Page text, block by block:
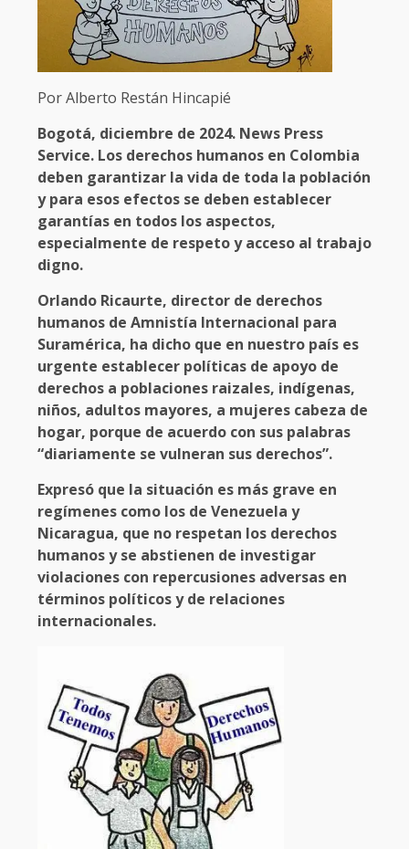
Por Alberto Restán Hincapié
Bogotá, diciembre de 2024. News Press
Service. Los derechos humanos en Colombia
deben garantizar la vida de toda la población
y para esos efectos se deben establecer
garantías en todos los aspectos,
especialmente de respeto y acceso al trabajo
digno.
Orlando Ricaurte, director de derechos
humanos de Amnistía Internacional para
Suramérica, ha dicho que en nuestro país es
urgente establecer políticas de apoyo de
derechos a poblaciones raizales, indígenas,
niños, adultos mayores, a mujeres cabeza de
hogar, porque de acuerdo con sus palabras
“diariamente se vulneran sus derechos”.
Expresó que la situación es más grave en
regímenes como los de Venezuela y
Nicaragua, que no respetan los derechos
humanos y se abstienen de investigar
violaciones con repercusiones adversas en
términos políticos y de relaciones
internacionales.